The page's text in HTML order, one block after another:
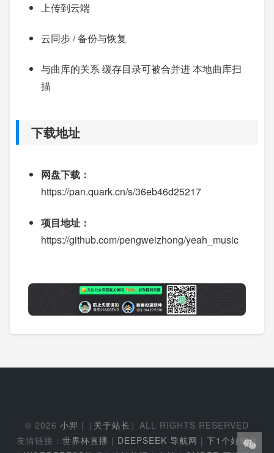
上传到云端
云同步 / 备份与恢复
与曲库的关系 缓存目录可被合并进 本地曲库扫
描
下载地址
网盘下载：
https://pan.quark.cn/s/36eb46d25217
项目地址：
https://github.com/pengweizhong/yeah_music
© 2026 小羿 |（ 关于站长 ）ALL RIGHTS RESERVED
友情链接： 世界杯直播 | DEEPSEEK 导航网 | 下1个好软件